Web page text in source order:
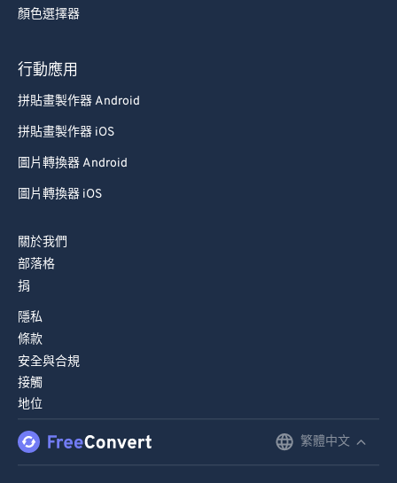
顏色選擇器
行動應用
拼貼畫製作器 Android
拼貼畫製作器 iOS
圖片轉換器 Android
圖片轉換器 iOS
關於我們
部落格
捐
隱私
條款
安全與合規
接觸
地位
繁體中文